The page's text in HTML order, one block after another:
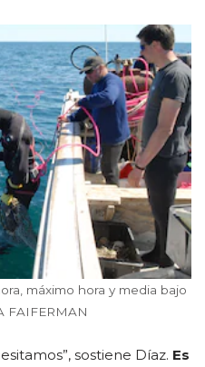
máximo hora y media bajo
FAIFERMAN
sostiene Díaz. Es